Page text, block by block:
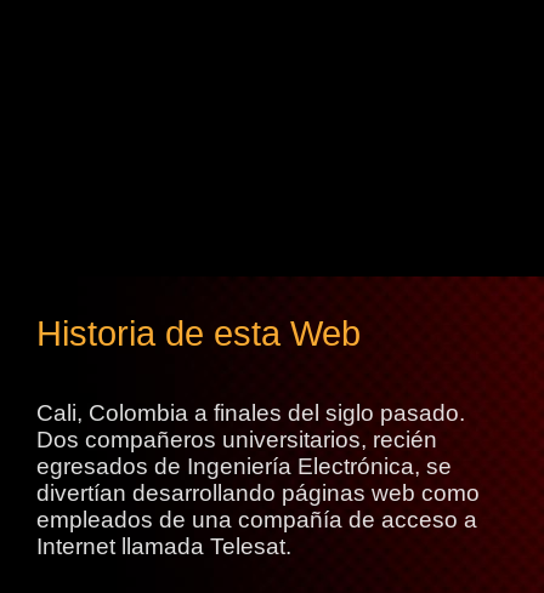
Historia de esta Web
Cali, Colombia a finales del siglo pasado.
Dos compañeros universitarios, recién
egresados de Ingeniería Electrónica, se
divertían desarrollando páginas web como
empleados de una compañía de acceso a
Internet llamada Telesat.